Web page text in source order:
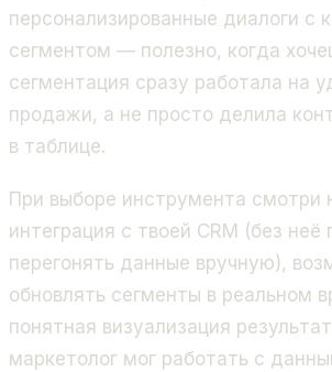
персонализированные диалоги с
сегментом — полезно, когда
сегментация сразу работала на
продажи, а не просто делила
в таблице.
При выборе инструмента смотри
интеграция с твоей CRM (без неё
перегонять данные вручную),
обновлять сегменты в реальном
понятная визуализация
маркетолог мог работать с